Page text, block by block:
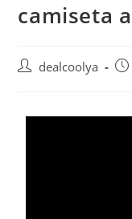
camiseta
Autor
entrada:
dealcoolya